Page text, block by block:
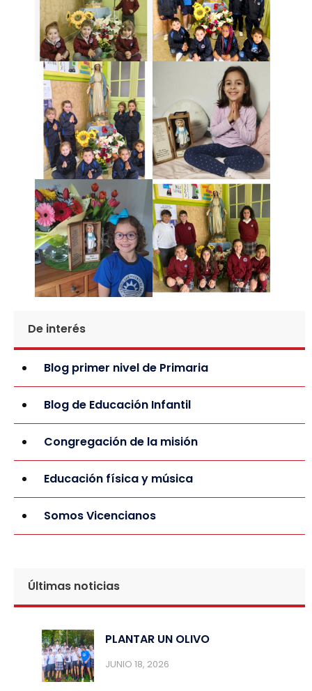
De interés
Blog primer nivel de Primaria
Blog de Educación Infantil
Congregación de la misión
Educación física y música
Somos Vicencianos
Últimas noticias
PLANTAR UN OLIVO
JUNIO 18, 2026